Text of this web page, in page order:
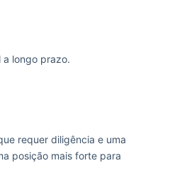
a longo prazo.
requer diligência e uma
posição mais forte para